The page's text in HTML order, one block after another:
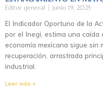
Editor general junio 19, 2025
El Indicador Oportuno de la
por el Inegi, estima una caída
economía mexicana sigue sin
recuperación, arrastrada
industrial.
Leer más »